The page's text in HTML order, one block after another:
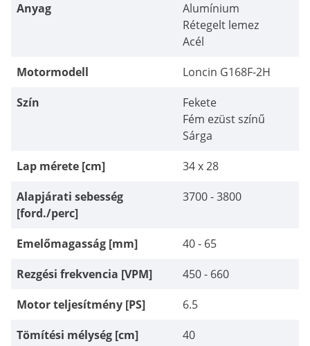
Anyag
Alumínium
Rétegelt lemez
Acél
Motormodell
Loncin G168F-2H
Szín
Fekete
Fém ezüst színű
Sárga
Lap mérete [cm]
34 x 28
Alapjárati sebesség
[ford./perc]
3700 - 3800
Emelőmagasság [mm]
40 - 65
Rezgési frekvencia [VPM]
450 - 660
Motor teljesítmény [PS]
6.5
Tömítési mélység [cm]
40